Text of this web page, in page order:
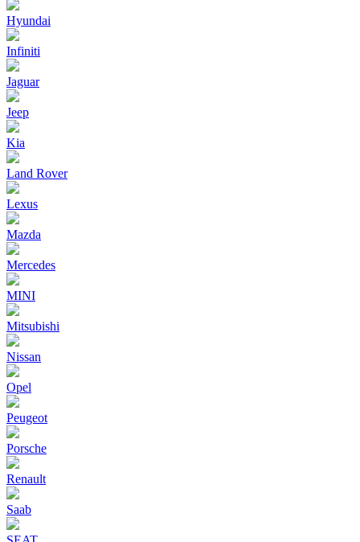
Hyundai
Infiniti
Jaguar
Jeep
Kia
Land Rover
Lexus
Mazda
Mercedes
MINI
Mitsubishi
Nissan
Opel
Peugeot
Porsche
Renault
Saab